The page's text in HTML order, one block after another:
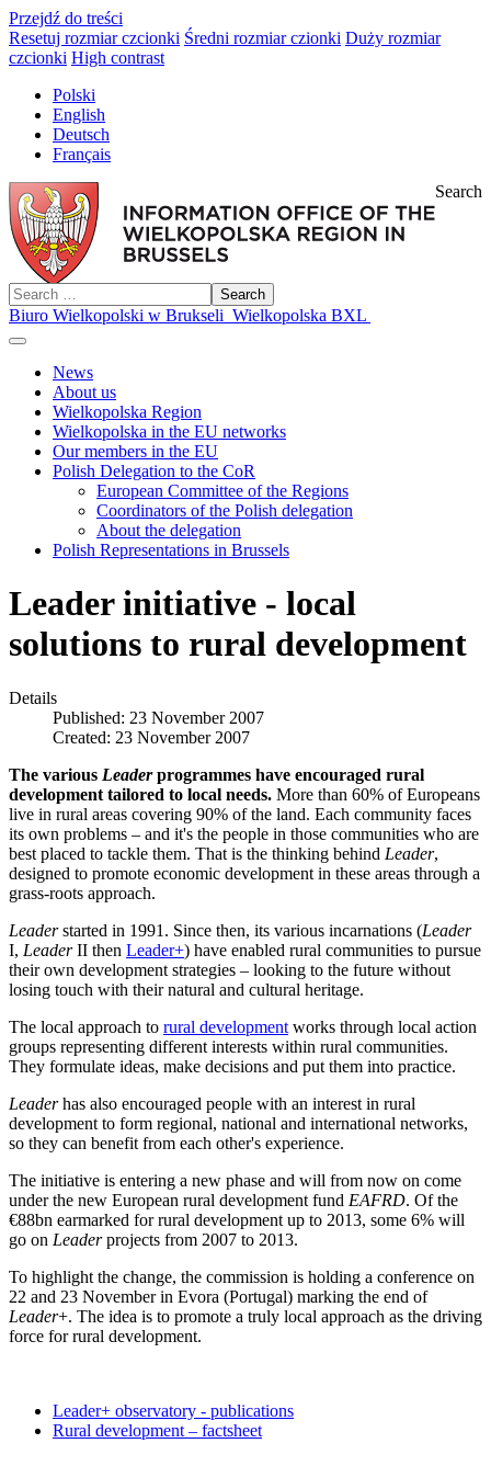
Przejdź do treści
Resetuj rozmiar czcionki Średni rozmiar czionki Duży rozmiar
czcionki High contrast
Polski
English
Deutsch
Français
Search
Search
Biuro Wielkopolski w Brukseli Wielkopolska BXL
News
About us
Wielkopolska Region
Wielkopolska in the EU networks
Our members in the EU
Polish Delegation to the CoR
European Committee of the Regions
Coordinators of the Polish delegation
About the delegation
Polish Representations in Brussels
Leader initiative - local
solutions to rural development
Details
Published: 23 November 2007
Created: 23 November 2007
The various Leaderprogrammes have encouraged rural
development tailored to local needs. More than 60% of Europeans
live in rural areas covering 90% of the land. Each community faces
its own problems – and it's the people in those communities who are
best placed to tackle them. That is the thinking behind Leader,
designed to promote economic development in these areas through a
grass-roots approach.
Leaderstarted in 1991. Since then, its various incarnations (Leader
I, LeaderII then Leader+) have enabled rural communities to pursue
their own development strategies – looking to the future without
losing touch with their natural and cultural heritage.
The local approach to rural development works through local action
groups representing different interests within rural communities.
They formulate ideas, make decisions and put them into practice.
Leaderhas also encouraged people with an interest in rural
development to form regional, national and international networks,
so they can benefit from each other's experience.
The initiative is entering a new phase and will from now on come
under the new European rural development fund EAFRD. Of the
€88bn earmarked for rural development up to 2013, some 6% will
go on Leaderprojects from 2007 to 2013.
To highlight the change, the commission is holding a conference on
22 and 23 November in Evora (Portugal) marking the end of
Leader+. The idea is to promote a truly local approach as the driving
force for rural development.
Leader+ observatory - publications
Rural development – factsheet